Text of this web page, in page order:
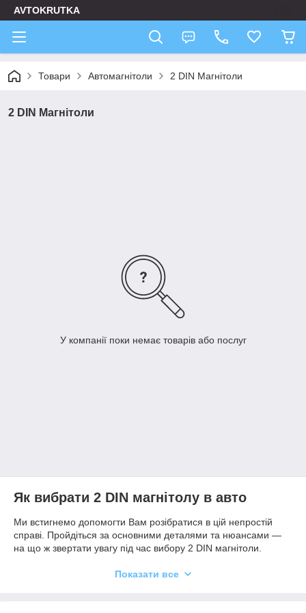
AVTOKRUTKA
Товари Автомагнітоли 2 DIN Магнітоли
2 DIN Магнітоли
У компанії поки немає товарів або послуг
Як вибрати 2 DIN магнітолу в авто
Ми встигнемо допомогти Вам розібратися в цій непростій
справі. Пройдіться за основними деталями та нюансами —
на що ж звертати увагу під час вибору 2 DIN магнітоли.
автомагнітоли без дисплея. Якщо потрібен якісний звук і не
Показати все